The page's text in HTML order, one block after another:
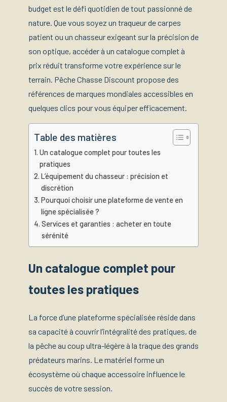
budget est le défi quotidien de tout passionné de
nature. Que vous soyez un traqueur de carpes
patient ou un chasseur exigeant sur la précision de
son optique, accéder à un catalogue complet à
prix réduit transforme votre expérience sur le
terrain. Pêche Chasse Discount propose des
références de marques mondiales accessibles en
quelques clics pour vous équiper efficacement.
Table des matières
Un catalogue complet pour toutes les
pratiques
L’équipement du chasseur : précision et
discrétion
Pourquoi choisir une plateforme de vente en
ligne spécialisée ?
Services et garanties : acheter en toute
sérénité
Un catalogue complet pour
toutes les pratiques
La force d’une plateforme spécialisée réside dans
sa capacité à couvrir l’intégralité des pratiques, de
la pêche au coup ultra-légère à la traque des grands
prédateurs marins. Le matériel forme un
écosystème où chaque accessoire influence le
succès de votre session.